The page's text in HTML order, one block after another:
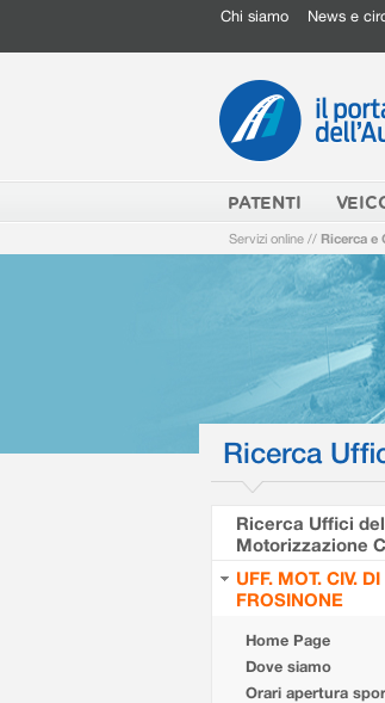
Chi siamo News e
PATENTI
Servizi online // Ricerca e
Ricerca
Ricerca Uffici
Motorizzazione
UFF. MOT. CIV. DI
FROSINONE
Home Page
Dove siamo
Orari apertura